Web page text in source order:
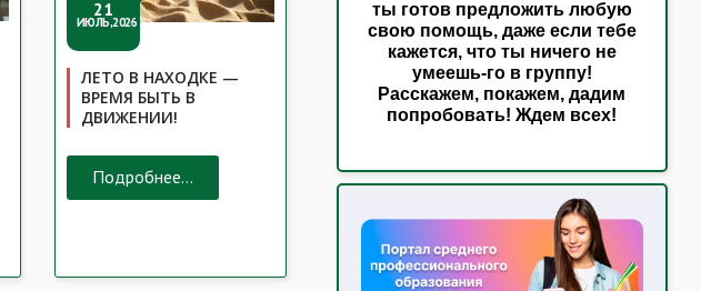
21
ИЮЛЬ,2026
ЛЕТО В НАХОДКЕ —
ВРЕМЯ БЫТЬ В
ДВИЖЕНИИ!
Подробнее...
ты готов предложить любую
свою помощь, даже если тебе
кажется, что ты ничего не
умеешь-го в группу!
Расскажем, покажем, дадим
попробовать! Ждем всех!